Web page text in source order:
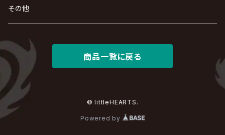
アリス九號. / ALICE NINE. / A9
有村竜太朗
ΛrlequiΩ / アルルカン
cali≠gari
河村隆一
JAKIGAN MEISTER
Chanty
Janne Da Arc
SLAPSLY / CHIYU
DARRELL
DEXCORE
TAKE NO BREAK
DEZERT
Dolly
TЯicKY
薔薇の宮殿
BAROQUE
HIDE-ZOU
ビバラッシュ
Plastic Tree
Frantic EMIRY
Blu-BiLLioN
HELLBROTH / ヘルブロス
The Benjamin
ペンタゴン
HOLLOWGRAM
マツタケワークス
摩天楼オペラ
THE MADNA
美良政次
MIRAGE
MERRY / メリー
THE MORTAL
最上川司
La'veil MizeriA
LAB.THE BASEMENT / ラボ ザ ベヰスメント
RAN / 蘭
Ricky
RENAME
LIBRAVEL / リブラヴェル
Ruiza
LUNA SEA
れ
the Raid.
REIGN
Royz
Rorschach.inc
我が為
hévn
ROCK AND READ
その他
商品一覧に戻る
© littleHEARTS.
Powered by